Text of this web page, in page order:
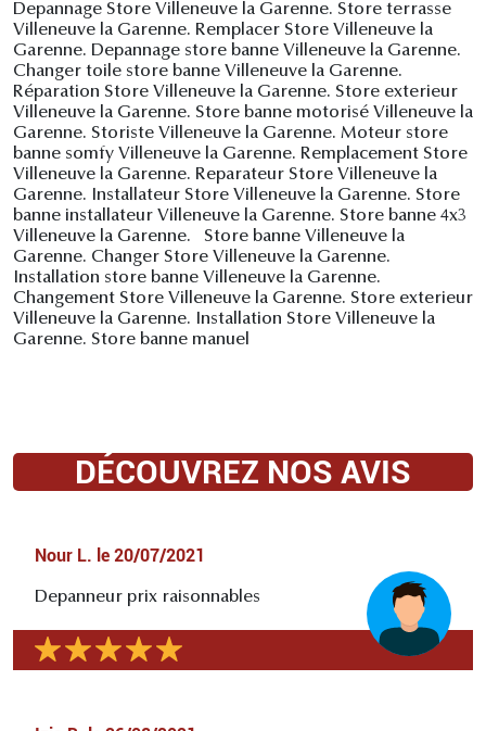
Depannage Store Villeneuve la Garenne. Store terrasse
Villeneuve la Garenne. Remplacer Store Villeneuve la
Garenne. Depannage store banne Villeneuve la Garenne.
Changer toile store banne Villeneuve la Garenne.
Réparation Store Villeneuve la Garenne. Store exterieur
Villeneuve la Garenne. Store banne motorisé Villeneuve la
Garenne. Storiste Villeneuve la Garenne. Moteur store
banne somfy Villeneuve la Garenne. Remplacement Store
Villeneuve la Garenne. Reparateur Store Villeneuve la
Garenne. Installateur Store Villeneuve la Garenne. Store
banne installateur Villeneuve la Garenne. Store banne 4x3
Villeneuve la Garenne. Store banne Villeneuve la
Garenne. Changer Store Villeneuve la Garenne.
Installation store banne Villeneuve la Garenne.
Changement Store Villeneuve la Garenne. Store exterieur
Villeneuve la Garenne. Installation Store Villeneuve la
Garenne. Store banne manuel
DÉCOUVREZ NOS AVIS
Nour L. le 20/07/2021
Depanneur prix raisonnables